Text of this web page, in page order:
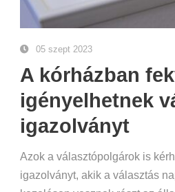
05 szept 2023
A kórházban
igényelhetnek
igazolványt
Azok a választópolgárok is
igazolványt, akik a választás